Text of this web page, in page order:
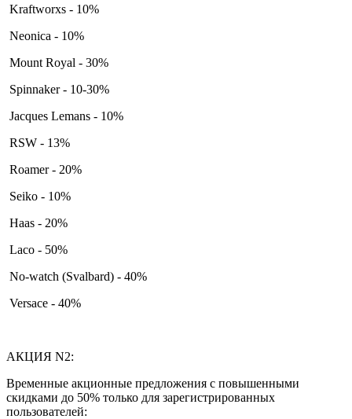
Kraftworxs - 10%
Neonica - 10%
Mount Royal - 30%
Spinnaker - 10-30%
Jacques Lemans - 10%
RSW - 13%
Roamer - 20%
Seiko - 10%
Haas - 20%
Laco - 50%
No-watch (Svalbard) - 40%
Versace - 40%
АКЦИЯ N2:
Временные акционные предложения с повышенными
скидками до 50% только для зарегистрированных
пользователей: